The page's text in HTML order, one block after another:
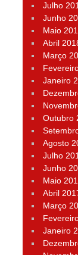
Julho
Junho
Maio
Abril
Março
Janeiro
Outubro
Agosto
Julho
Junho
Maio
Abril
Março
Janeiro